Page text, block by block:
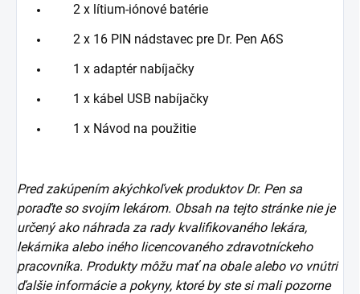
2 x lítium-iónové batérie
2 x 16 PIN nádstavec pre Dr. Pen A6S
1 x adaptér nabíjačky
1 x kábel USB nabíjačky
1 x Návod na použitie
Pred zakúpením akýchkoľvek produktov Dr. Pen sa
poraďte so svojím lekárom. Obsah na tejto stránke nie je
určený ako náhrada za rady kvalifikovaného lekára,
lekárnika alebo iného licencovaného zdravotníckeho
pracovníka. Produkty môžu mať na obale alebo vo vnútri
ďalšie informácie a pokyny, ktoré by ste si mali pozorne